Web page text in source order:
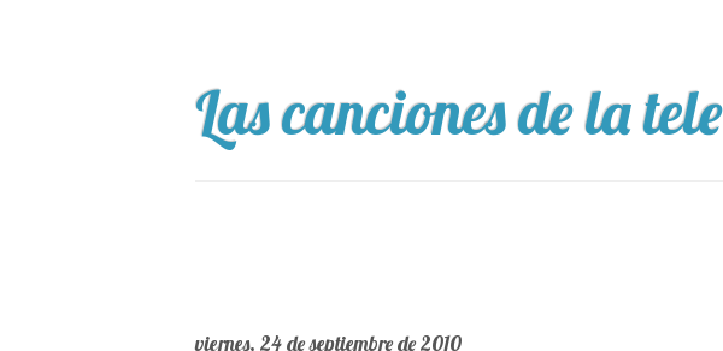
Las canciones de la tele
viernes, 24 de septiembre de 2010